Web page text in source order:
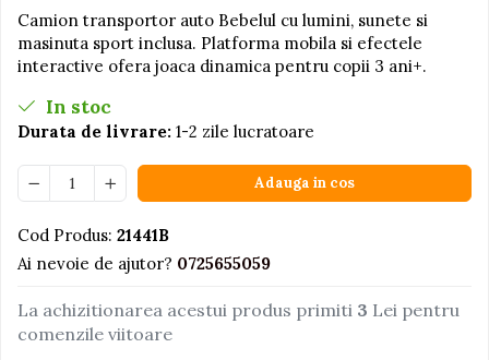
Creative
De plus
Electrocasnice si bucatarii
Fotolii gonflabile
Jocuri sportive
Motociclete
Pistoale
Camion transportor auto Bebelul cu lumini, sunete si
masinuta sport inclusa. Platforma mobila si efectele
interactive ofera joaca dinamica pentru copii 3 ani+.
In stoc
Durata de livrare: 1-2 zile lucratoare
Adauga in cos
Cod Produs: 21441B
Ai nevoie de ajutor? 0725655059
La achizitionarea acestui produs primiti 3 Lei pentru
comenzile viitoare